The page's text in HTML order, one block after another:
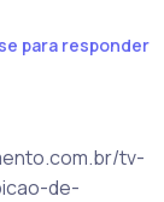
para responder
tv-
de-